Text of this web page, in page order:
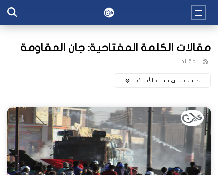
مقالات الكلمة المفتاحية: جان المقاومة
1 مقالة
تصنيف علي حسب: اﻷحدث